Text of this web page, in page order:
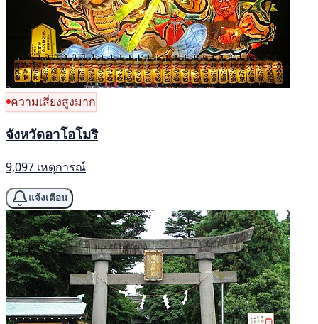
ความเสี่ยงสูงมาก
จังหวัดอาโอโมริ
9,097 เหตุการณ์
แจ้งเตือน